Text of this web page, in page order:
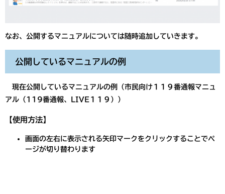
なお、公開するマニュアルについては随時追加していきます。
公開しているマニュアルの例
現在公開しているマニュアルの例（市民向け１１９番通報マニュ
アル（119番通報、LIVE１１９））
【使用方法】
画面の左右に表示される矢印マークをクリックすることでペ
ージが切り替わります